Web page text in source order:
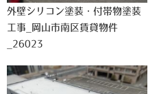
外壁シリコン塗装・付帯物塗装
工事_岡山市南区賃貸物件
_26023